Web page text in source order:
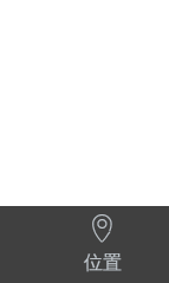

位置